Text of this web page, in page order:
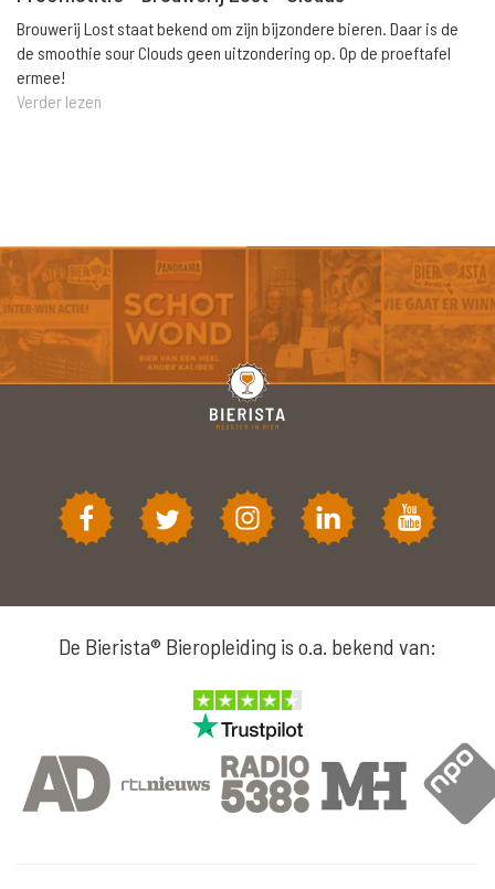
Brouwerij Lost staat bekend om zijn bijzondere bieren. Daar is de
de smoothie sour Clouds geen uitzondering op. Op de proeftafel
ermee!
Verder lezen
De Bierista® Bieropleiding is o.a. bekend van: